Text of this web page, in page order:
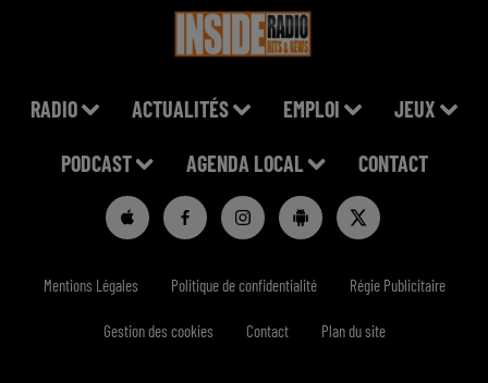
RADIO ACTUALITÉS EMPLOI JEUX
PODCAST AGENDA LOCAL CONTACT
Mentions Légales Politique de confidentialité Régie Publicitaire
Gestion des cookies Contact Plan du site